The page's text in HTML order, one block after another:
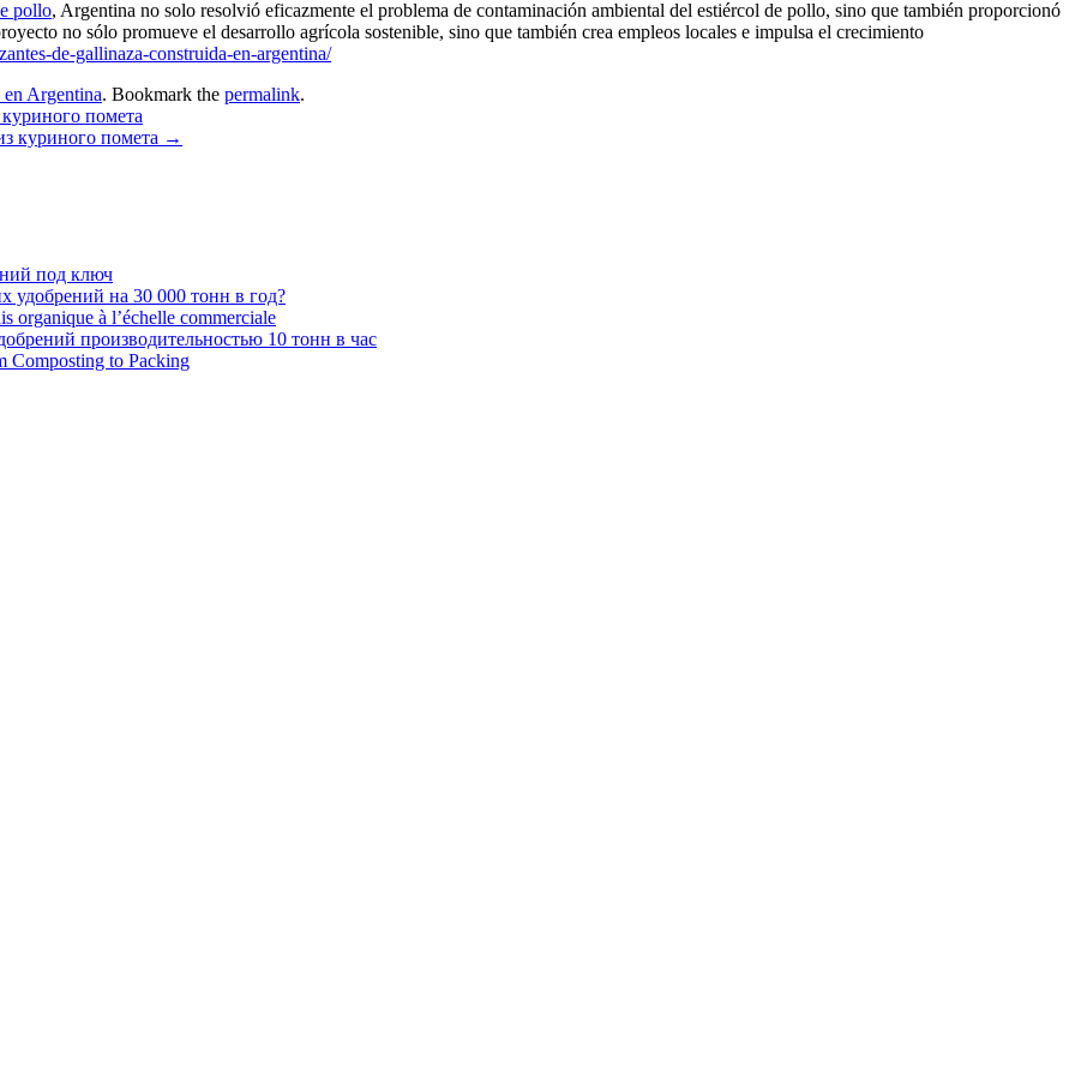
pollo, Argentina no solo resolvió eficazmente el problema de contaminación ambiental del estiércol de pollo, sino que también proporcionó
no sólo promueve el desarrollo agrícola sostenible, sino que también crea empleos locales e impulsa el crecimiento
de-gallinaza-construida-en-argentina/
Argentina. Bookmark the permalink.
помета
куриного помета →
под ключ
удобрений на 30 000 тонн в год?
organique à l’échelle commerciale
производительностью 10 тонн в час
Composting to Packing